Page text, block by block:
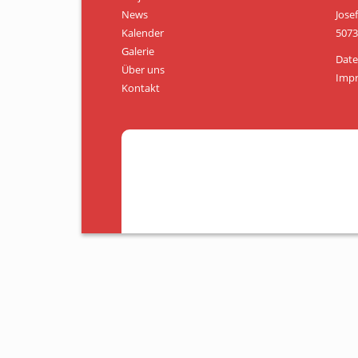
News
Kalender
Galerie
Über uns
Kontakt